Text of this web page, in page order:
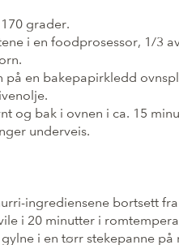
grader.
i en foodprosessor, 1/3
på en bakepapirkledd
og bak i ovnen i ca. 15
underveis.
ingrediensene bortsett
i 20 minutter i
i en tørr stekepanne på